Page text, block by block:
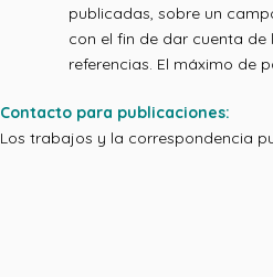
publicadas, sobre un
con el fin de dar cuenta
referencias. El máximo de
Contacto para publicaciones:
Los trabajos y la correspondencia